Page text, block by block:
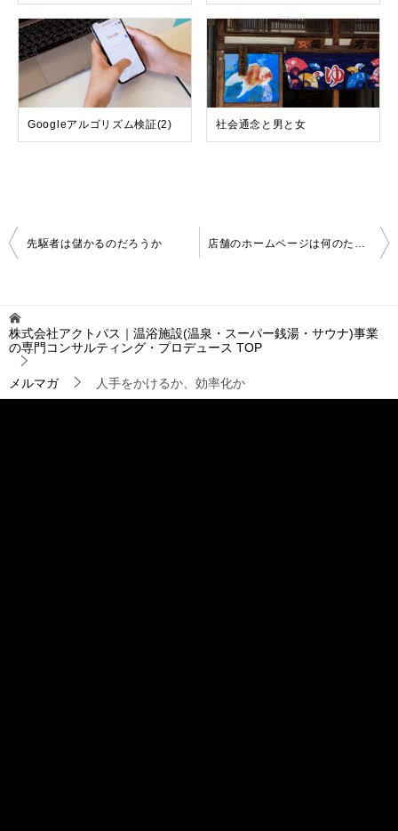
Googleアルゴリズム検証(2) 社会通念と男と女
投
稿
ゲ
ー
シ
ョ
ン
先駆者は儲かるのだろうか
株式会社アクトパス｜温浴施設(温泉・スーパー銭湯・サウナ)事業
の専門コンサルティング・プロデュース TOP
メルマガ 人手をかけるか、効率化か